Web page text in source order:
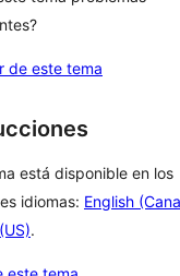
de este tema
está disponible en los
idiomas: English
.